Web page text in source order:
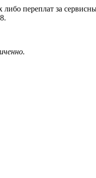
переплат за